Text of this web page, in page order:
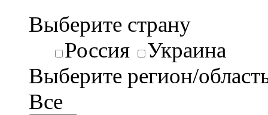
Выберите страну
Россия
Украина
Выберите регион/
Все